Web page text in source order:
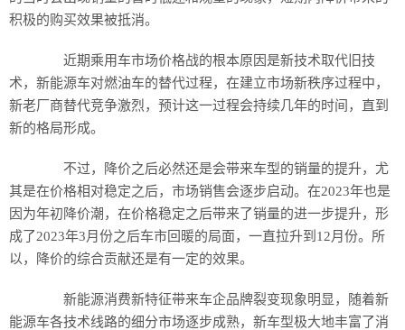
积极的购买效果被抵消。
近期乘用车市场价格战的根本原因是新技术取代旧技
术，新能源车对燃油车的替代过程，在建立市场新秩序过程中，
新老厂商替代竞争激烈，预计这一过程会持续几年的时间，直到
新的格局形成。
不过，降价之后必然还是会带来车型的销量的提升，尤
其是在价格相对稳定之后，市场销售会逐步启动。在2023年也是
因为年初降价潮，在价格稳定之后带来了销量的进一步提升，形
成了2023年3月份之后车市回暖的局面，一直拉升到12月份。所
以，降价的综合贡献还是有一定的效果。
新能源消费新特征带来车企品牌裂变现象明显，随着新
能源车各技术线路的细分市场逐步成熟，新车型极大地丰富了消